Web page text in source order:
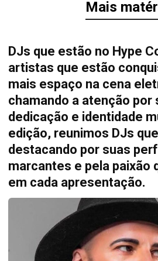
Mais
DJs que estão no Hype
artistas que estão
mais espaço na cena
chamando a atenção por
dedicação e identidade
edição, reunimos DJs
destacando por suas
marcantes e pela paixão
em cada apresentação.